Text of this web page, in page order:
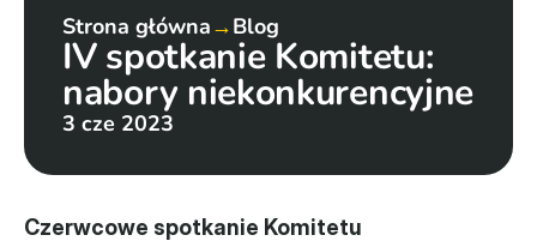
Projekty
Członkowie
English summary
Kontakt
Strona główna→Blog
IV spotkanie Komitetu:
nabory niekonkurencyjne
3 cze 2023
Czerwcowe spotkanie Komitetu